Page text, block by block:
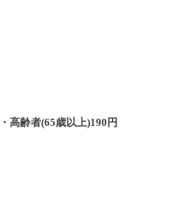
・高齢者(65歳以上)190 円